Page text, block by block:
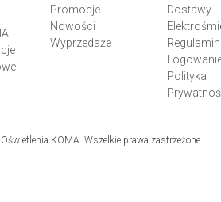
Promocje
Nowości
Wyprzedaże
Dostawy
Regulamin
Polityka
KOMA. Wszelkie prawa zastrzeżone